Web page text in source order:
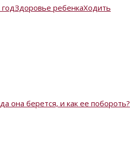
Здоровье ребенкаХодить
она берется, и как ее побороть?